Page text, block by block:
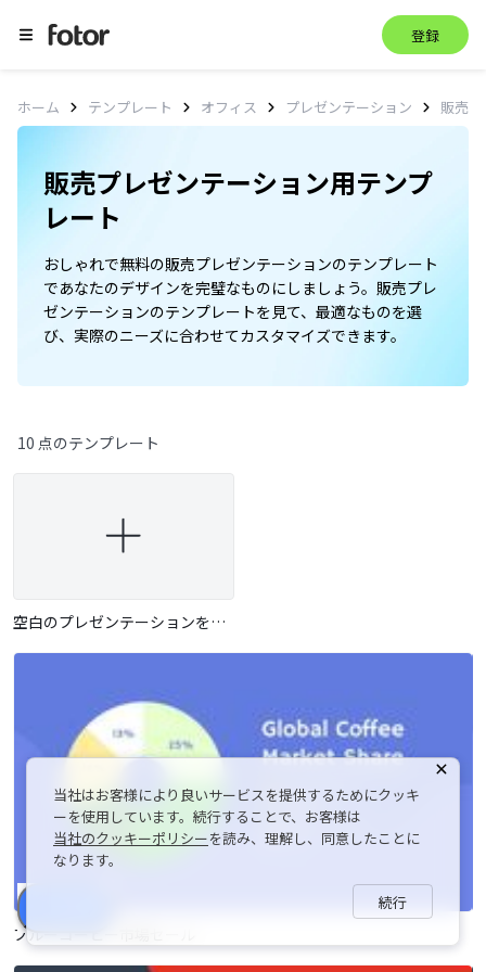
登録
ホーム テンプレート オフィス プレゼンテーション 販売
販売プレゼンテーション用テンプ
レート
おしゃれで無料の販売プレゼンテーションのテンプレート
であなたのデザインを完璧なものにしましょう。販売プレ
ゼンテーションのテンプレートを見て、最適なものを選
び、実際のニーズに合わせてカスタマイズできます。
10 点のテンプレート
空白のプレゼンテーションを作成
ブルーコーヒー市場セール
当社はお客様により良いサービスを提供するためにクッキ
ーを使用しています。続行することで、お客様は
当社のクッキーポリシーを読み、理解し、同意したことに
なります。
続行